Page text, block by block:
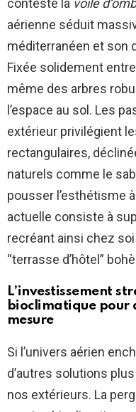
conteste la voile
aérienne séduit
méditerranéen et son
Fixée solidement
même des arbres
l’espace au sol. Les
extérieur privilégient
rectangulaires,
naturels comme le
pousser l’esthétisme
actuelle consiste à
recréant ainsi chez
“terrasse d’hôtel”
L’investissement
bioclimatique pour
mesure
Si l’univers aérien
d’autres solutions
nos extérieurs. La